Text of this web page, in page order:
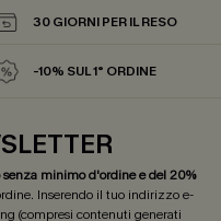
30 GIORNI PER IL RESO
-10% SUL 1° ORDINE
senza minimo d'ordine e del 20%
Inserendo il tuo indirizzo e-
(compresi contenuti generati